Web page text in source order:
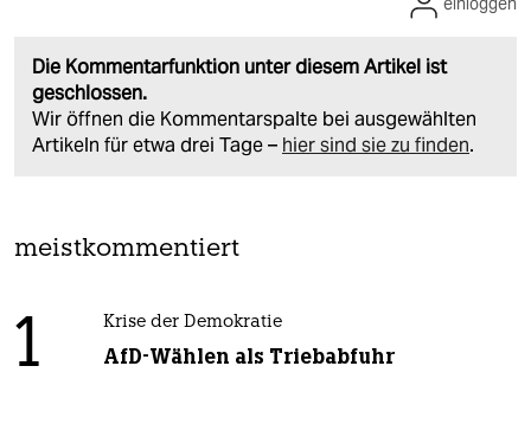
Die Kommentarfunktion unter diesem Artikel ist
geschlossen.
Wir öffnen die Kommentarspalte bei ausgewählten
Artikeln für etwa drei Tage – hier sind sie zu finden.
meistkommentiert
1 Krise der Demokratie
AfD-Wählen als Triebabfuhr